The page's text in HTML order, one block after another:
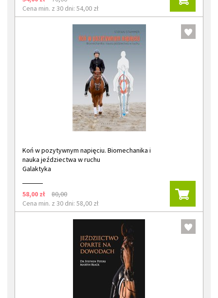
Cena min. z 30 dni: 54,00 zł
Koń w pozytywnym napięciu. Biomechanika i
nauka jeździectwa w ruchu
Galaktyka
58,00 zł
80,00
Cena min. z 30 dni: 58,00 zł